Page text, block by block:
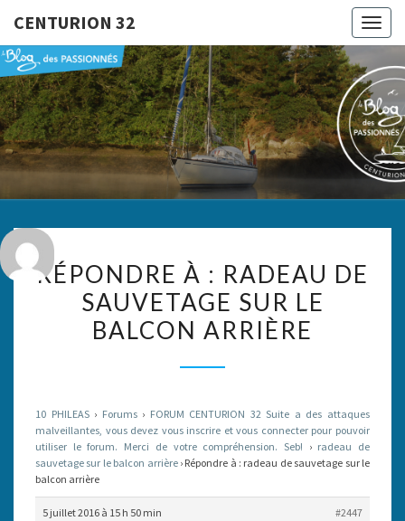
CENTURION 32
32
Le Blog
Des
Passionnés
À :
RADEAU
DE
BALCON
ARRIÈRE
RÉPONDRE À : RADEAU DE
SAUVETAGE SUR LE
BALCON ARRIÈRE
10 PHILEAS › Forums › FORUM CENTURION 32 Suite a des attaques
malveillantes, vous devez vous inscrire et vous connecter pour pouvoir
utiliser le forum. Merci de votre compréhension. Seb! › radeau de
sauvetage sur le balcon arrière › Répondre à : radeau de sauvetage sur le
balcon arrière
5 juillet 2016 à 15 h 50 min
#2447